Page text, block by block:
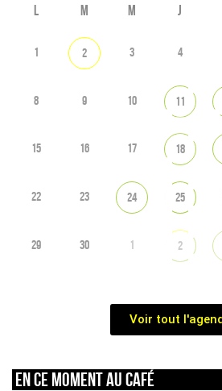
L M M J
1 2 3 4
8 9 10 11
15 16 17 18
22 23 24 25
29 30 1 2
Voir tout
En ce moment au café